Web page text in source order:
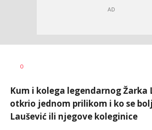
0
Kum i kolega legendarnog Žarka
otkrio jednom prilikom i ko se
Laušević ili njegove koleginice